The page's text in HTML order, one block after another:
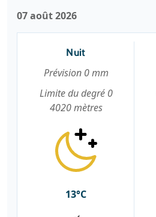
07 août 2026
Nuit
Prévision 0 mm
Limite du degré 0
4020 mètres
13°C